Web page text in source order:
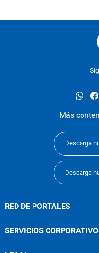
Más
Descarga
Descarga
RED DE PORTALES
SERVICIOS